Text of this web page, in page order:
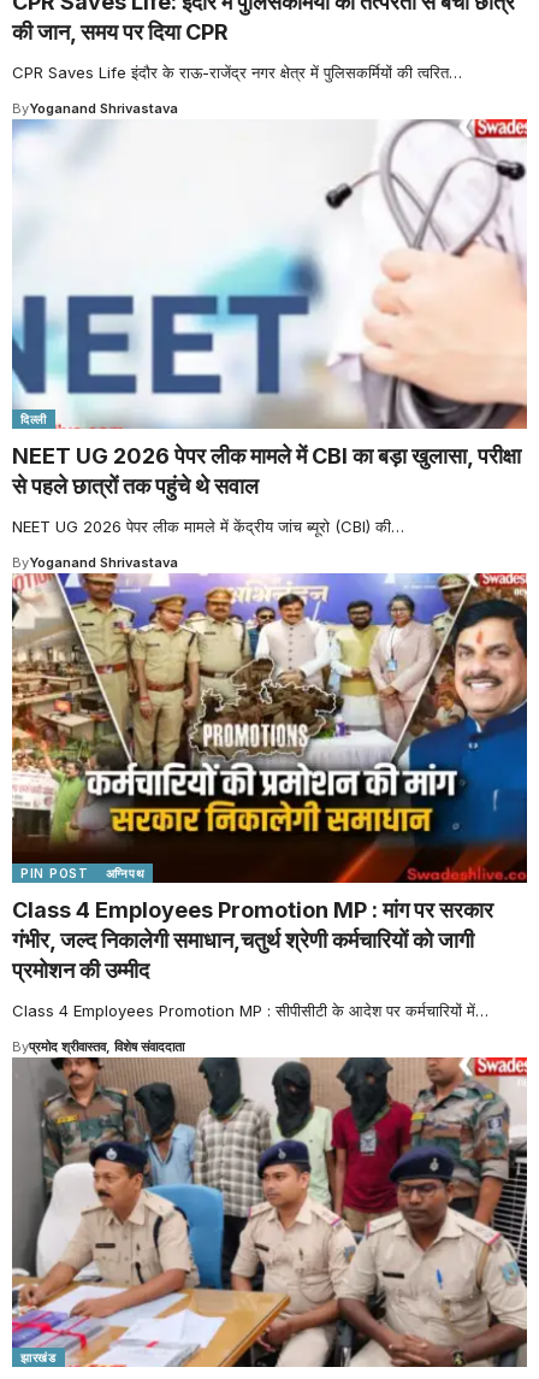
की जान, समय पर दिया CPR
CPR Saves Life इंदौर के राऊ-राजेंद्र नगर क्षेत्र में पुलिसकर्मियों की त्वरित…
ByYoganand Shrivastava
दिल्ली
NEET UG 2026 पेपर लीक मामले में CBI का बड़ा खुलासा, परीक्षा
से पहले छात्रों तक पहुंचे थे सवाल
NEET UG 2026 पेपर लीक मामले में केंद्रीय जांच ब्यूरो (CBI) की…
ByYoganand Shrivastava
PIN POST अग्निपथ
Class 4 Employees Promotion MP : मांग पर सरकार
गंभीर, जल्द निकालेगी समाधान,चतुर्थ श्रेणी कर्मचारियों को जागी
प्रमोशन की उम्मीद
Class 4 Employees Promotion MP : सीपीसीटी के आदेश पर कर्मचारियों में…
Byप्रमोद श्रीवास्तव, विशेष संवाददाता
झारखंड